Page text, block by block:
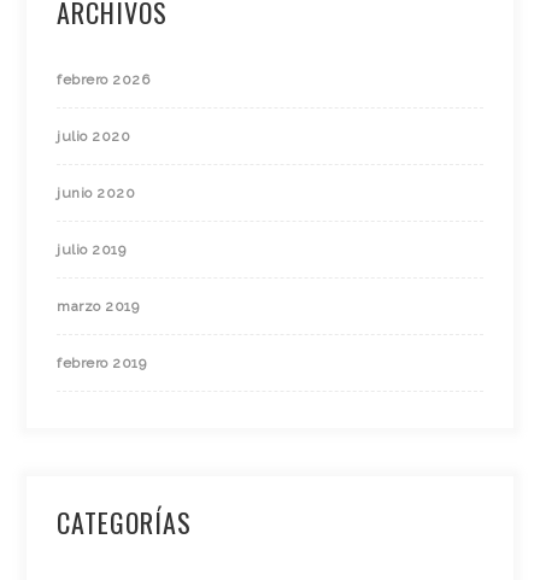
ARCHIVOS
febrero 2026
julio 2020
junio 2020
julio 2019
marzo 2019
febrero 2019
CATEGORÍAS